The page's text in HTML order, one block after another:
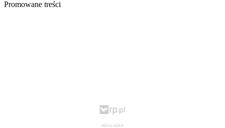
Promowane treści